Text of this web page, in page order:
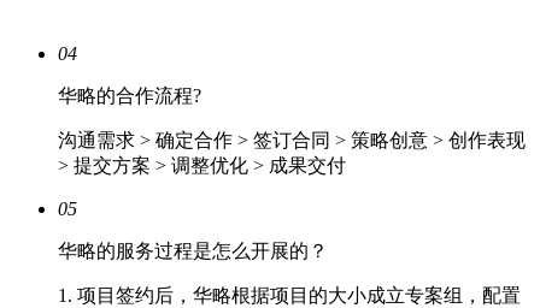
04
华略的合作流程?
沟通需求 > 确定合作 > 签订合同 > 策略创意 > 创作表现
> 提交方案 > 调整优化 > 成果交付
05
华略的服务过程是怎么开展的？
1. 项目签约后，华略根据项目的大小成立专案组，配置